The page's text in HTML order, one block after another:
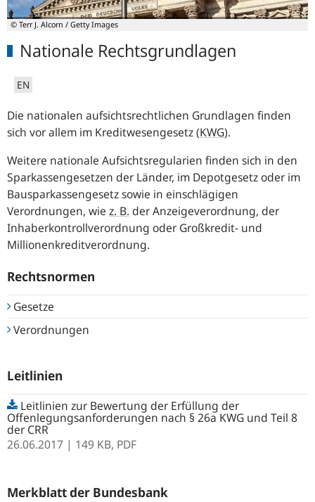
© Terr J. Alcorn / Getty Images
Nationale Rechtsgrundlagen
EN
Die nationalen aufsichtsrechtlichen Grundlagen finden
sich vor allem im Kreditwesengesetz (KWG).
Weitere nationale Aufsichtsregularien finden sich in den
Sparkassengesetzen der Länder, im Depotgesetz oder im
Bausparkassengesetz sowie in einschlägigen
Verordnungen, wie z. B. der Anzeigeverordnung, der
Inhaberkontrollverordnung oder Großkredit- und
Millionenkreditverordnung.
Rechtsnormen
Gesetze
Verordnungen
Leitlinien
Leitlinien zur Bewertung der Erfüllung der
Offenlegungsanforderungen nach § 26a KWG und Teil 8
der CRR
26.06.2017 | 149 KB, PDF
Merkblatt der Bundesbank